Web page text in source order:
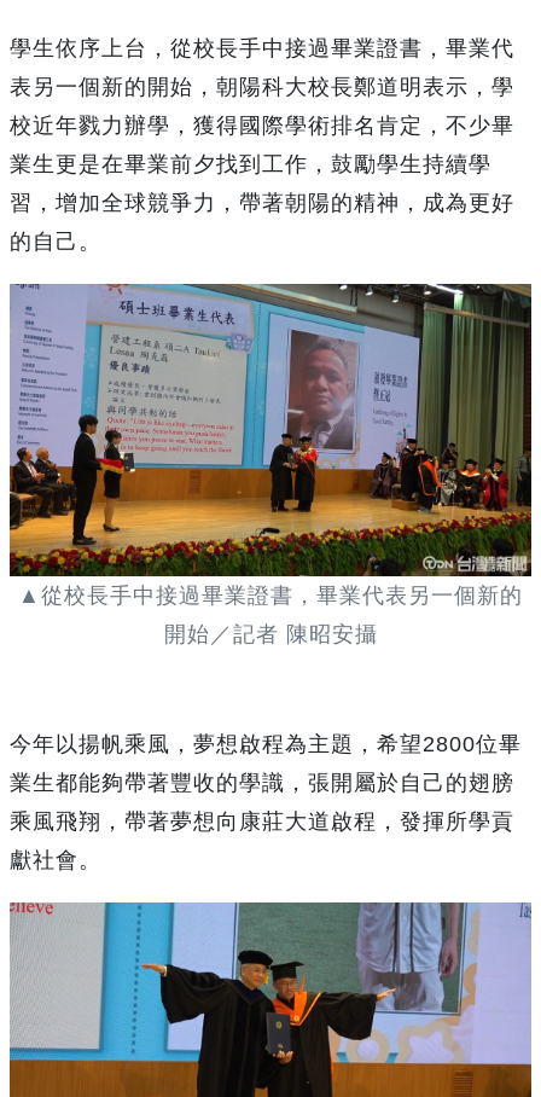
學生依序上台，從校長手中接過畢業證書，畢業代
表另一個新的開始，朝陽科大校長鄭道明表示，學
校近年戮力辦學，獲得國際學術排名肯定，不少畢
業生更是在畢業前夕找到工作，鼓勵學生持續學
習，增加全球競爭力，帶著朝陽的精神，成為更好
的自己。
▲從校長手中接過畢業證書，畢業代表另一個新的
開始／記者 陳昭安攝
今年以揚帆乘風，夢想啟程為主題，希望2800位畢
業生都能夠帶著豐收的學識，張開屬於自己的翅膀
乘風飛翔，帶著夢想向康莊大道啟程，發揮所學貢
獻社會。